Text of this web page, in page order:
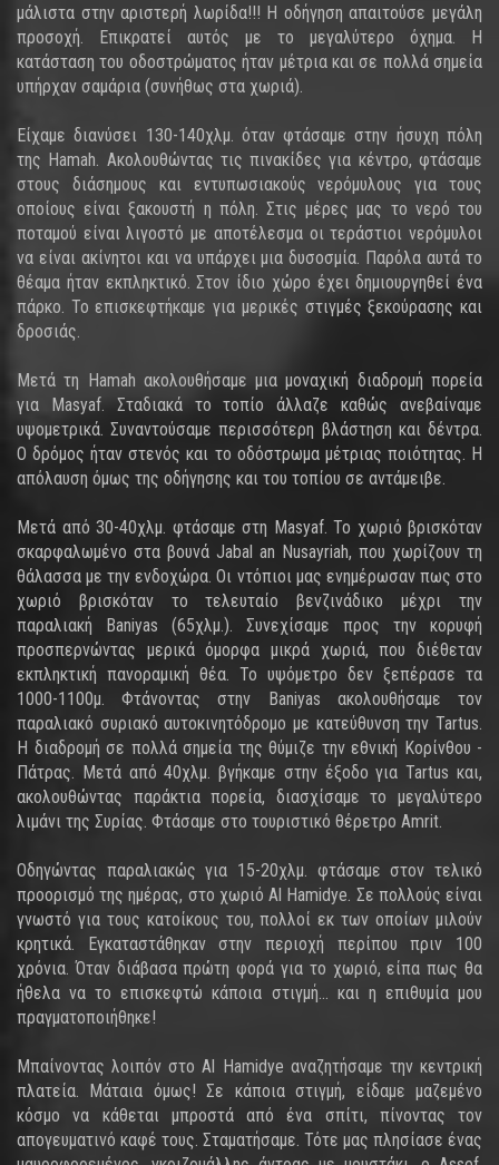
μάλιστα στην αριστερή λωρίδα!!! Η οδήγηση απαιτούσε μεγάλη
προσοχή. Επικρατεί αυτός με το μεγαλύτερο όχημα. Η
κατάσταση του οδοστρώματος ήταν μέτρια και σε πολλά σημεία
υπήρχαν σαμάρια (συνήθως στα χωριά).
Είχαμε διανύσει 130-140χλμ. όταν φτάσαμε στην ήσυχη πόλη
της Hamah. Ακολουθώντας τις πινακίδες για κέντρο, φτάσαμε
στους διάσημους και εντυπωσιακούς νερόμυλους για τους
οποίους είναι ξακουστή η πόλη. Στις μέρες μας το νερό του
ποταμού είναι λιγοστό με αποτέλεσμα οι τεράστιοι νερόμυλοι
να είναι ακίνητοι και να υπάρχει μια δυσοσμία. Παρόλα αυτά το
θέαμα ήταν εκπληκτικό. Στον ίδιο χώρο έχει δημιουργηθεί ένα
πάρκο. Το επισκεφτήκαμε για μερικές στιγμές ξεκούρασης και
δροσιάς.
Μετά τη Hamah ακολουθήσαμε μια μοναχική διαδρομή πορεία
για Masyaf. Σταδιακά το τοπίο άλλαζε καθώς ανεβαίναμε
υψομετρικά. Συναντούσαμε περισσότερη βλάστηση και δέντρα.
Ο δρόμος ήταν στενός και το οδόστρωμα μέτριας ποιότητας. Η
απόλαυση όμως της οδήγησης και του τοπίου σε αντάμειβε.
Μετά από 30-40χλμ. φτάσαμε στη Masyaf. Το χωριό βρισκόταν
σκαρφαλωμένο στα βουνά Jabal an Nusayriah, που χωρίζουν τη
θάλασσα με την ενδοχώρα. Οι ντόπιοι μας ενημέρωσαν πως στο
χωριό βρισκόταν το τελευταίο βενζινάδικο μέχρι την
παραλιακή Baniyas (65χλμ.). Συνεχίσαμε προς την κορυφή
προσπερνώντας μερικά όμορφα μικρά χωριά, που διέθεταν
εκπληκτική πανοραμική θέα. Το υψόμετρο δεν ξεπέρασε τα
1000-1100μ. Φτάνοντας στην Baniyas ακολουθήσαμε τον
παραλιακό συριακό αυτοκινητόδρομο με κατεύθυνση την Tartus.
Η διαδρομή σε πολλά σημεία της θύμιζε την εθνική Κορίνθου -
Πάτρας. Μετά από 40χλμ. βγήκαμε στην έξοδο για Tartus και,
ακολουθώντας παράκτια πορεία, διασχίσαμε το μεγαλύτερο
λιμάνι της Συρίας. Φτάσαμε στο τουριστικό θέρετρο Amrit.
Οδηγώντας παραλιακώς για 15-20χλμ. φτάσαμε στον τελικό
προορισμό της ημέρας, στο χωριό Al Hamidye. Σε πολλούς είναι
γνωστό για τους κατοίκους του, πολλοί εκ των οποίων μιλούν
κρητικά. Εγκαταστάθηκαν στην περιοχή περίπου πριν 100
χρόνια. Όταν διάβασα πρώτη φορά για το χωριό, είπα πως θα
ήθελα να το επισκεφτώ κάποια στιγμή... και η επιθυμία μου
πραγματοποιήθηκε!
Μπαίνοντας λοιπόν στο Al Hamidye αναζητήσαμε την κεντρική
πλατεία. Μάταια όμως! Σε κάποια στιγμή, είδαμε μαζεμένο
κόσμο να κάθεται μπροστά από ένα σπίτι, πίνοντας τον
απογευματινό καφέ τους. Σταματήσαμε. Τότε μας πλησίασε ένας